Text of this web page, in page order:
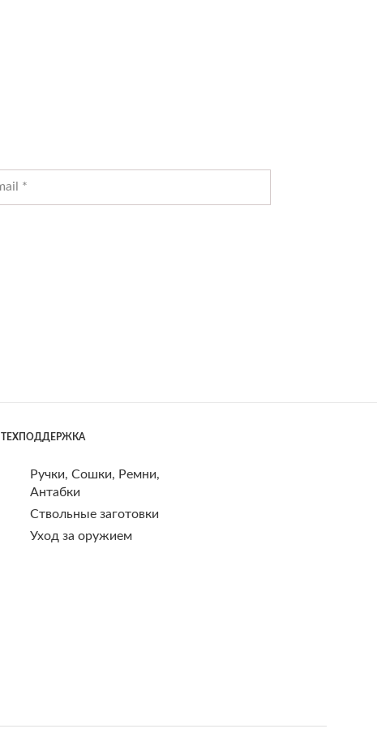
ТЕХПОДДЕРЖКА
Ручки, Сошки, Ремни,
Антабки
Ствольные заготовки
Уход за оружием